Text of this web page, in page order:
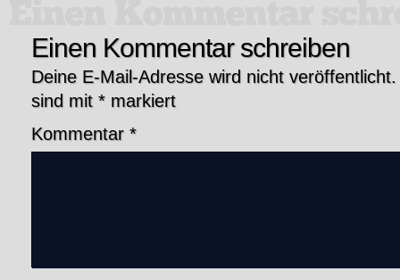
Einen Kommentar schreiben
Deine E-Mail-Adresse wird nicht veröffentlicht.
sind mit * markiert
Kommentar *